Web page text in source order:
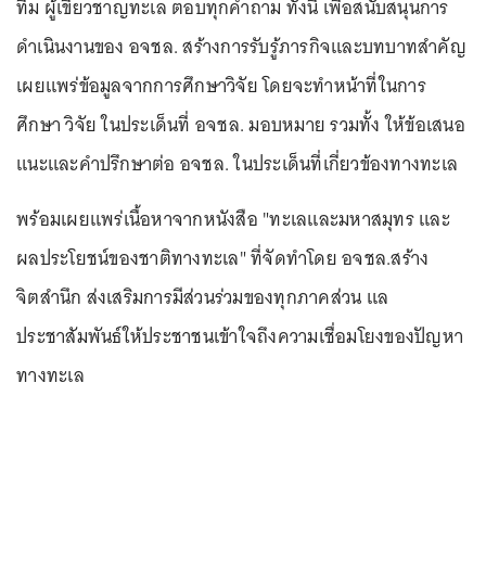
ทีม ผู้เขี่ยวชาญทะเล ตอบทุกคำถาม ทั้งนี้ เพื่อสนับสนุนการ
ดำเนินงานของ อจชล. สร้างการรับรู้ภารกิจและบทบาทสำคัญ
เผยแพร่ข้อมูลจากการศึกษาวิจัย โดยจะทำหน้าที่ในการ
ศึกษา วิจัย ในประเด็นที่ อจชล. มอบหมาย รวมทั้ง ให้ข้อเสนอ
แนะและคำปรึกษาต่อ อจชล. ในประเด็นที่เกี่ยวข้องทางทะเล
พร้อมเผยแพร่เนื้อหาจากหนังสือ "ทะเลและมหาสมุทร และ
ผลประโยชน์ของชาติทางทะเล" ที่จัดทำโดย อจชล.สร้าง
จิตสำนึก ส่งเสริมการมีส่วนร่วมของทุกภาคส่วน แล
ประชาสัมพันธ์ให้ประชาชนเข้าใจถึงความเชื่อมโยงของปัญหา
ทางทะเล